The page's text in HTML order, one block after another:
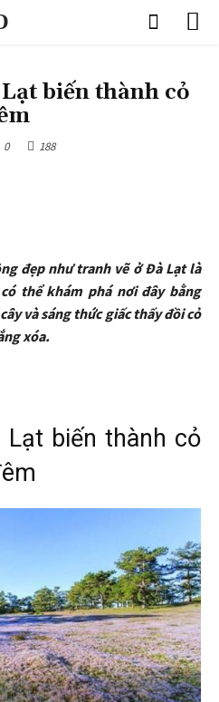
biến thành cỏ
0 188
đẹp như tranh vẽ ở Đà Lạt là
thể khám phá nơi đây bằng
và sáng thức giấc thấy đồi cỏ
xóa.
biến thành cỏ